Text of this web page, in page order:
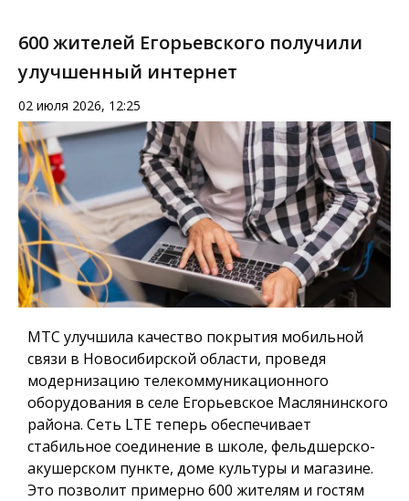
600 жителей Егорьевского получили
улучшенный интернет
02 июля 2026, 12:25
МТС улучшила качество покрытия мобильной
связи в Новосибирской области, проведя
модернизацию телекоммуникационного
оборудования в селе Егорьевское Маслянинского
района. Сеть LTE теперь обеспечивает
стабильное соединение в школе, фельдшерско-
акушерском пункте, доме культуры и магазине.
Это позволит примерно 600 жителям и гостям